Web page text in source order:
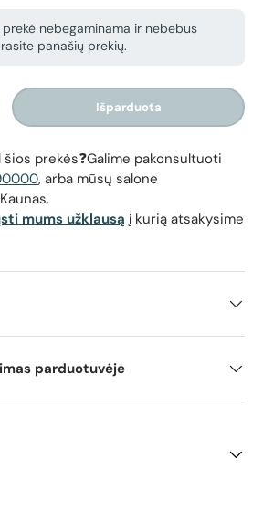
prekė nebegaminama ir nebebus
panašių prekių.
kiekį Išparduota
prekės❓Galime pakonsultuoti
, arba mūsų salone
Kaunas.
mums užklausą į kurią atsakysime
parduotuvėje